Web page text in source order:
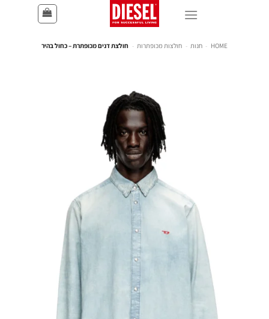
HOME
- חנות - חולצות מכופתרות - חולצת דנים מכופתרת – כחול בהיר